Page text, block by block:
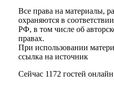
Все права на материалы,
охраняются в
РФ, в том числе об
правах.
При использовании
ссылка на источник
Сейчас 1172 гостей онлайн